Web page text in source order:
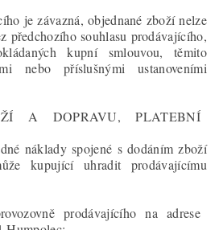
je závazná, objednané zboží nelze
předchozího souhlasu prodávajícího,
kupní smlouvou, těmito
nebo příslušnými ustanoveními
A DOPRAVU, PLATEBNÍ
náklady spojené s dodáním zboží
kupující uhradit prodávajícímu
prodávajícího na adrese